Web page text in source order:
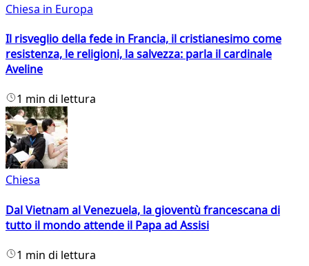
Chiesa in Europa
Il risveglio della fede in Francia, il cristianesimo come
resistenza, le religioni, la salvezza: parla il cardinale
Aveline
1 min di lettura
Chiesa
Dal Vietnam al Venezuela, la gioventù francescana di
tutto il mondo attende il Papa ad Assisi
1 min di lettura